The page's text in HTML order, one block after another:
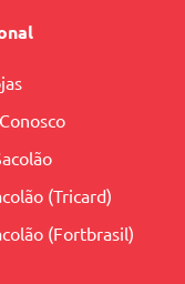
(Tricard)
(Fortbrasil)